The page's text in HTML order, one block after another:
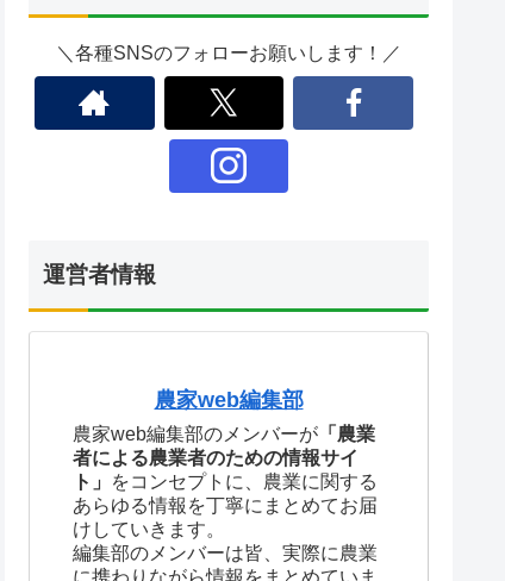
＼各種SNSのフォローお願いします！／
運営者情報
農家web編集部
農家web編集部のメンバーが 「農業
者による農業者のための情報サイ
ト」
をコンセプトに、農業に関する
あらゆる情報を丁寧にまとめてお届
けしていきます。
編集部のメンバーは皆、実際に農業
に携わりながら情報をまとめていま